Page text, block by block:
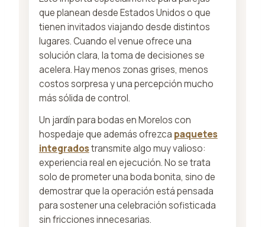
que planean desde Estados Unidos o que
tienen invitados viajando desde distintos
lugares. Cuando el venue ofrece una
solución clara, la toma de decisiones se
acelera. Hay menos zonas grises, menos
costos sorpresa y una percepción mucho
más sólida de control.
Un jardín para bodas en Morelos con
hospedaje que además ofrezca paquetes
integradostransmite algo muy valioso:
experiencia real en ejecución. No se trata
solo de prometer una boda bonita, sino de
demostrar que la operación está pensada
para sostener una celebración sofisticada
sin fricciones innecesarias.